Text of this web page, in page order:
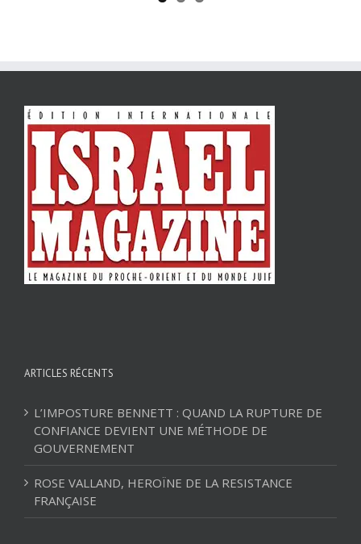
ARTICLES RÉCENTS
L’IMPOSTURE BENNETT : QUAND LA RUPTURE DE
CONFIANCE DEVIENT UNE MÉTHODE DE
GOUVERNEMENT
ROSE VALLAND, HEROÏNE DE LA RESISTANCE
FRANÇAISE